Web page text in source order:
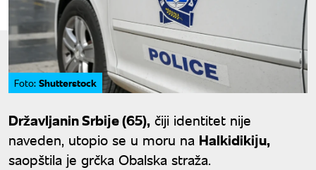
Foto: Shutterstock
Državljanin Srbiјe (65), čiji identitet nije
naveden, utopio se u moru na Halkidikiјu,
saopštila јe grčka Obalska straža.